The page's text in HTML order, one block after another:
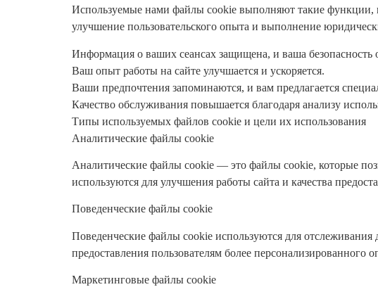
Используемые нами файлы cookie выполняют такие функции,
улучшение пользовательского опыта и выполнение
Информация о ваших сеансах защищена, и ваша безопасность
Ваш опыт работы на сайте улучшается и ускоряется.
Ваши предпочтения запоминаются, и вам предлагается
Качество обслуживания повышается благодаря анализу
Типы используемых файлов cookie и цели их использования
Аналитические файлы cookie
Аналитические файлы cookie — это файлы cookie, которые
используются для улучшения работы сайта и качества
Поведенческие файлы cookie
Поведенческие файлы cookie используются для отслеживания
предоставления пользователям более персонализированного
Маркетинговые файлы cookie